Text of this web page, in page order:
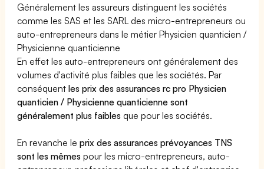
Généralement les assureurs distinguent les sociétés
comme les SAS et les SARL des micro-entrepreneurs ou
auto-entrepreneurs dans le métier Physicien quanticien /
Physicienne quanticienne
En effet les auto-entrepreneurs ont généralement des
volumes d'activité plus faibles que les sociétés. Par
conséquentles prix des assurances rc pro Physicien
quanticien / Physicienne quanticienne sont
généralement plus faibles que pour les sociétés.
En revanche leprix des assurances prévoyances TNS
sont les mêmes pour les micro-entrepreneurs, auto-